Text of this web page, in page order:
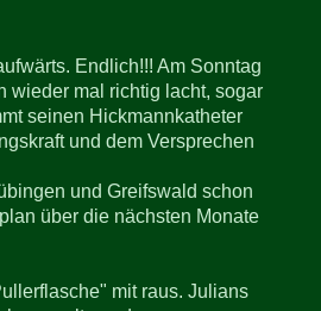
Endlich!!! Am Sonntag
wieder mal richtig lacht, sogar
seinen Hickmannkatheter
und dem Versprechen
und Greifswald schon
über die nächsten Monate
mit raus. Julians